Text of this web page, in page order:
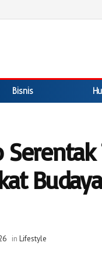
Bisnis
in Lifestyle